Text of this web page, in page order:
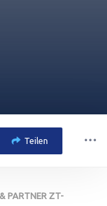
Teilen
PARTNER ZT-